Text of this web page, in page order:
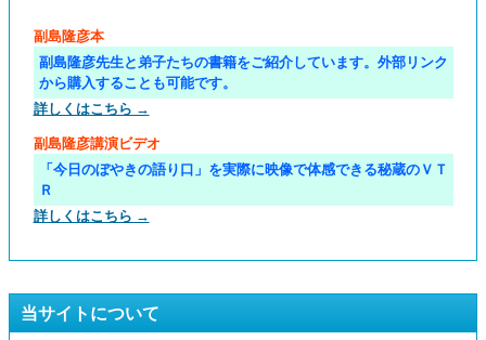
副島隆彦本
副島隆彦先生と弟子たちの書籍をご紹介しています。外部リンク
から購入することも可能です。
詳しくはこちら →
副島隆彦講演ビデオ
「今日のぼやきの語り口」を実際に映像で体感できる秘蔵のＶＴ
Ｒ
詳しくはこちら →
当サイトについて